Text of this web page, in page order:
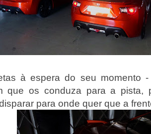
à espera do seu momento
que os conduza para a pista,
para onde quer que a